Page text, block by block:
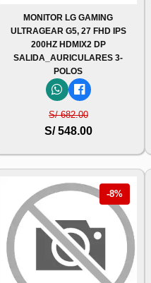
MONITOR LG GAMING
ULTRAGEAR G5, 27 FHD IPS
200HZ HDMIX2 DP
SALIDA_AURICULARES 3-
POLOS
S/ 682.00
S/ 548.00
-8%